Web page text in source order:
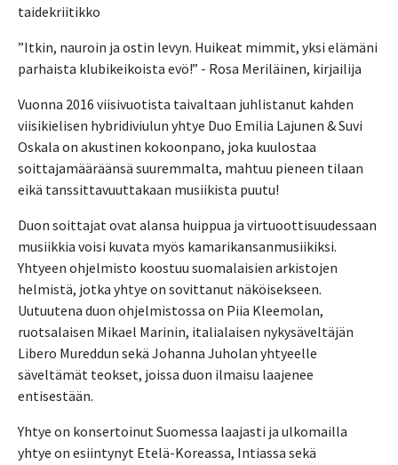
taidekriitikko
”Itkin, nauroin ja ostin levyn. Huikeat mimmit, yksi elämäni
parhaista klubikeikoista evö!” - Rosa Meriläinen, kirjailija
Vuonna 2016 viisivuotista taivaltaan juhlistanut kahden
viisikielisen hybridiviulun yhtye Duo Emilia Lajunen & Suvi
Oskala on akustinen kokoonpano, joka kuulostaa
soittajamääräänsä suuremmalta, mahtuu pieneen tilaan
eikä tanssittavuuttakaan musiikista puutu!
Duon soittajat ovat alansa huippua ja virtuoottisuudessaan
musiikkia voisi kuvata myös kamarikansanmusiikiksi.
Yhtyeen ohjelmisto koostuu suomalaisien arkistojen
helmistä, jotka yhtye on sovittanut näköisekseen.
Uutuutena duon ohjelmistossa on Piia Kleemolan,
ruotsalaisen Mikael Marinin, italialaisen nykysäveltäjän
Libero Mureddun sekä Johanna Juholan yhtyeelle
säveltämät teokset, joissa duon ilmaisu laajenee
entisestään.
Yhtye on konsertoinut Suomessa laajasti ja ulkomailla
yhtye on esiintynyt Etelä-Koreassa, Intiassa sekä